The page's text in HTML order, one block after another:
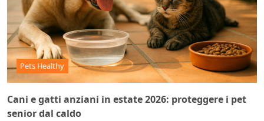
Pets Healthy
Cani e gatti anziani in estate 2026: proteggere i pet
senior dal caldo